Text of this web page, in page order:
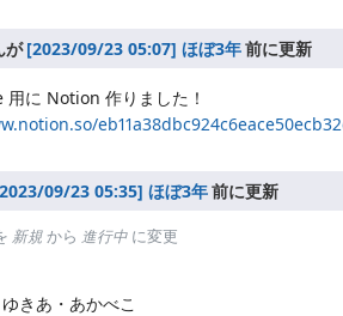
が ほぼ3年前に更新
に Notion 作りました！
ほぼ3年前に更新
新規から 進行中 に変更
きあ・あかべこ